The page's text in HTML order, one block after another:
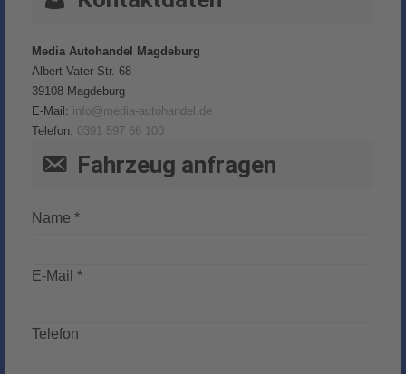
Media Autohandel Magdeburg
Albert-Vater-Str. 68
39108 Magdeburg
E-Mail: info@media-autohandel.de
Telefon: 0391 597 66 100
Fahrzeug anfragen
Name *
E-Mail *
Telefon